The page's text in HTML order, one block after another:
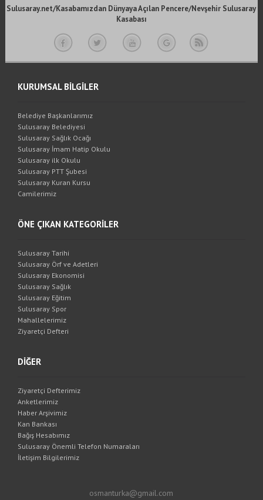
Sulusaray.net/Kasabamızdan Dünyaya Açılan Pencere/Nevşehir Sulusaray
Kasabası
KURUMSAL BİLGİLER
Belediye Başkanlarımız
Sulusaray Belediyesi
Sulusaray Sağlık Ocağı
Sulusaray İmam Hatip Okulu
Sulusaray ilk Okulu
Sulusaray PTT Şubesi
Sulusaray Kuran Kursu
Camilerimiz
ÖNE ÇIKAN KATEGORİLER
Sulusaray Tarihi
Sulusaray Örf ve Adetleri
Sulusaray Ekonomisi
Sulusaray Sağlık
Sulusaray Eğitim
Sulusaray Spor
Mahallelerimiz
Ziyaretçi Defteri
DİĞER
Ziyaretçi Defterimiz
Anketlerimiz
Haber Arşivimiz
Kan Bankası
Bağış Hesabımız
Sulusaray Önemli Telefon Numaraları
İletişim Bilgilerimiz
osmanturka@gmail.com